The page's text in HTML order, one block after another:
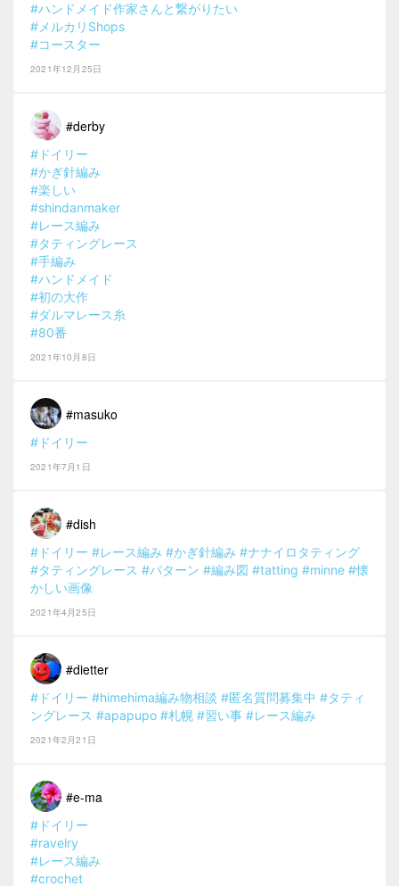
#ハンドメイド作家さんと繋がりたい
#メルカリShops
#コースター
2021年12月25日
#derby
#ドイリー
#かぎ針編み
#楽しい
#shindanmaker
#レース編み
#タティングレース
#手編み
#ハンドメイド
#初の大作
#ダルマレース糸
#80番
2021年10月8日
#masuko
#ドイリー
2021年7月1日
#dish
#ドイリー #レース編み #かぎ針編み #ナナイロタティング
#タティングレース #パターン #編み図 #tatting #minne #懐
かしい画像
2021年4月25日
#dietter
#ドイリー #himehima編み物相談 #匿名質問募集中 #タティ
ングレース #apapupo #札幌 #習い事 #レース編み
2021年2月21日
#e-ma
#ドイリー
#ravelry
#レース編み
#crochet